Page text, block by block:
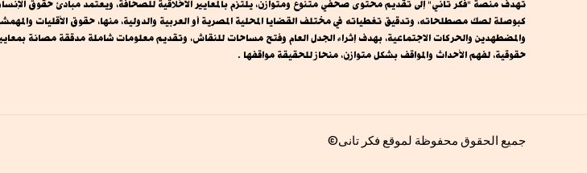
تهدف منصة "فكر تاني" إلى تقديم محتوى صحفي متنوع ومتوازن، يلتزم بالمعايير الأخلاقية للصحافة، ويعتمد مبادئ حقوق
كبوصلة لصك مصطلحاته، وتدقيق تغطياته في مختلف القضايا المحلية المصرية أو العربية والدولية، منها، حقوق الأقليات
والمضطهدين والحركات الاجتماعية، بهدف إثراء الجدل العام وفتح مساحات للنقاش، وتقديم معلومات شاملة مدققة مصانة
حقوقية، لفهم الأحداث والمواقف بشكل متوازن، منحاز للحقيقة مواقفها .
جميع الحقوق محفوظة لموقع فكر تانى©